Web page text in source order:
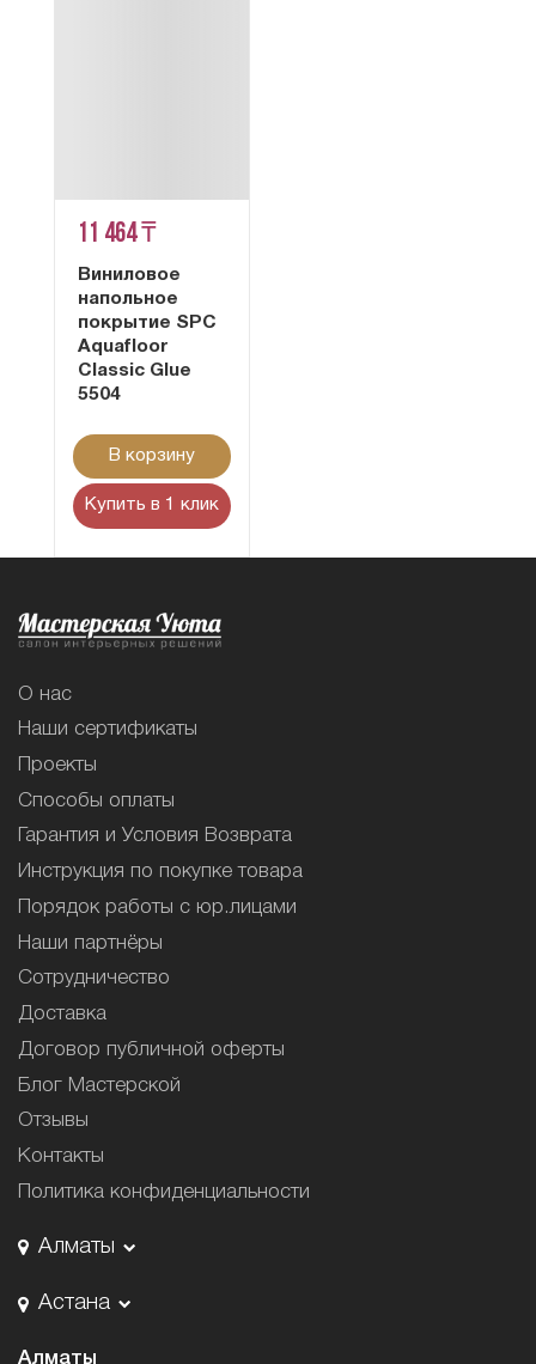
11 464 ₸
Виниловое
напольное
покрытие SPC
Aquafloor
Classic Glue
5504
В корзину
Купить в 1 клик
О нас
Наши сертификаты
Проекты
Способы оплаты
Гарантия и Условия Возврата
Инструкция по покупке товара
Порядок работы с юр.лицами
Наши партнёры
Сотрудничество
Доставка
Договор публичной оферты
Блог Мастерской
Отзывы
Контакты
Политика конфиденциальности
Алматы
Астана
Алматы